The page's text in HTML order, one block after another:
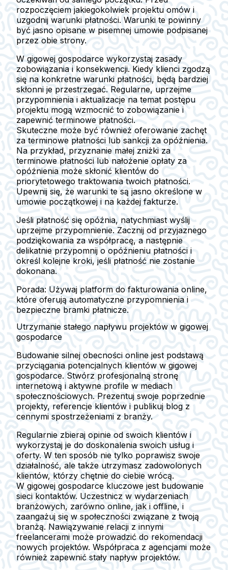
rozpoczęciem jakiegokolwiek projektu omów i
uzgodnij warunki płatności. Warunki te powinny
być jasno opisane w pisemnej umowie podpisanej
przez obie strony.
W gigowej gospodarce wykorzystaj zasady
zobowiązania i konsekwencji. Kiedy klienci zgodzą
się na konkretne warunki płatności, będą bardziej
skłonni je przestrzegać. Regularne, uprzejme
przypomnienia i aktualizacje na temat postępu
projektu mogą wzmocnić to zobowiązanie i
zapewnić terminowe płatności.
Skuteczne może być również oferowanie zachęt
za terminowe płatności lub sankcji za opóźnienia.
Na przykład, przyznanie małej zniżki za
terminowe płatności lub nałożenie opłaty za
opóźnienia może skłonić klientów do
priorytetowego traktowania twoich płatności.
Upewnij się, że warunki te są jasno określone w
umowie początkowej i na każdej fakturze.
Jeśli płatność się opóźnia, natychmiast wyślij
uprzejme przypomnienie. Zacznij od przyjaznego
podziękowania za współpracę, a następnie
delikatnie przypomnij o opóźnieniu płatności i
określ kolejne kroki, jeśli płatność nie zostanie
dokonana.
Porada: Używaj platform do fakturowania online,
które oferują automatyczne przypomnienia i
bezpieczne bramki płatnicze.
Utrzymanie stałego napływu projektów w gigowej
gospodarce
Budowanie silnej obecności online jest podstawą
przyciągania potencjalnych klientów w gigowej
gospodarce. Stwórz profesjonalną stronę
internetową i aktywne profile w mediach
społecznościowych. Prezentuj swoje poprzednie
projekty, referencje klientów i publikuj blog z
cennymi spostrzeżeniami z branży.
Regularnie zbieraj opinie od swoich klientów i
wykorzystaj je do doskonalenia swoich usług i
oferty. W ten sposób nie tylko poprawisz swoje
działalność, ale także utrzymasz zadowolonych
klientów, którzy chętnie do ciebie wrócą.
W gigowej gospodarce kluczowe jest budowanie
sieci kontaktów. Uczestnicz w wydarzeniach
branżowych, zarówno online, jak i offline, i
zaangażuj się w społeczności związane z twoją
branżą. Nawiązywanie relacji z innymi
freelancerami może prowadzić do rekomendacji
nowych projektów. Współpraca z agencjami może
również zapewnić stały napływ projektów.